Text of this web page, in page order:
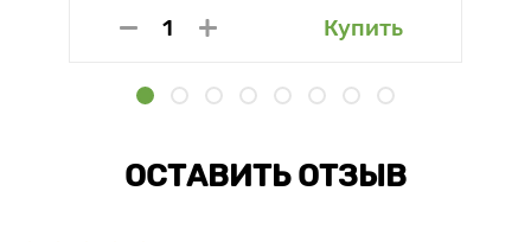
Купить
ОСТАВИТЬ ОТЗЫВ